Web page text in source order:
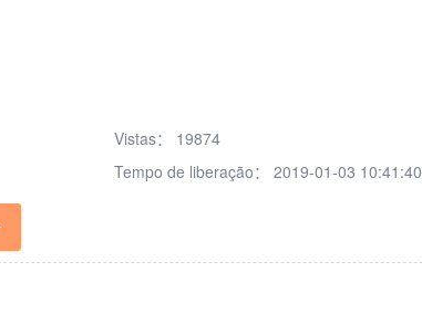
Vistas： 19874
Tempo de liberação：2019-01-03 10:41:40